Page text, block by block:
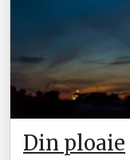
Din ploaie